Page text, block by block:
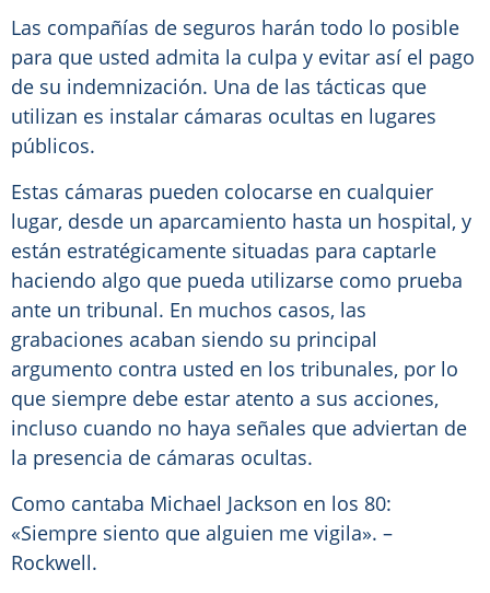
Las compañías de seguros harán todo lo posible
para que usted admita la culpa y evitar así el pago
de su indemnización. Una de las tácticas que
utilizan es instalar cámaras ocultas en lugares
públicos.
Estas cámaras pueden colocarse en cualquier
lugar, desde un aparcamiento hasta un hospital, y
están estratégicamente situadas para captarle
haciendo algo que pueda utilizarse como prueba
ante un tribunal. En muchos casos, las
grabaciones acaban siendo su principal
argumento contra usted en los tribunales, por lo
que siempre debe estar atento a sus acciones,
incluso cuando no haya señales que adviertan de
la presencia de cámaras ocultas.
Como cantaba Michael Jackson en los 80:
«Siempre siento que alguien me vigila». –
Rockwell.